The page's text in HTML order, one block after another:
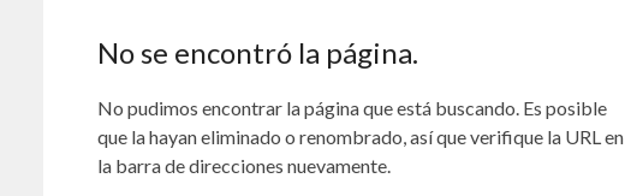
No se encontró la página.
No pudimos encontrar la página que está buscando. Es posible
que la hayan eliminado o renombrado, así que verifique la URL en
la barra de direcciones nuevamente.